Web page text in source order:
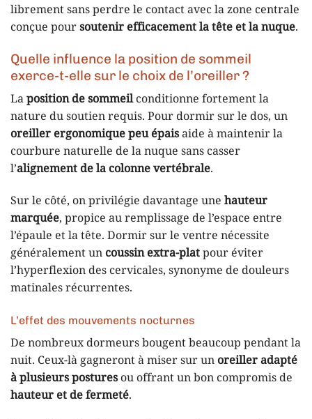
librement sans perdre le contact avec la zone centrale
conçue poursoutenir efficacement la tête et la nuque.
Quelle influence la position de sommeil
exerce-t-elle sur le choix de l’oreiller ?
Laposition de sommeilconditionne fortement la
nature du soutien requis. Pour dormir sur le dos, un
oreiller ergonomique peu épaisaide à maintenir la
courbure naturelle de la nuque sans casser
l’alignement de la colonne vertébrale.
Sur le côté, on privilégie davantage une hauteur
marquée, propice au remplissage de l’espace entre
l’épaule et la tête. Dormir sur le ventre nécessite
généralement un coussin extra-platpour éviter
l’hyperflexion des cervicales, synonyme de douleurs
matinales récurrentes.
L’effet des mouvements nocturnes
De nombreux dormeurs bougent beaucoup pendant la
nuit. Ceux-là gagneront à miser sur unoreiller adapté
à plusieurs posturesou offrant un bon compromis de
hauteur et de fermeté.